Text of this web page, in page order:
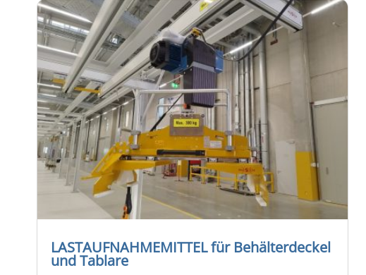
LASTAUFNAHMEMITTEL für Behälterdeckel
und Tablare